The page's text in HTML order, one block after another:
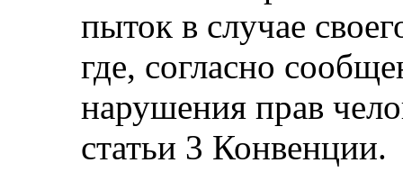
пыток в случае
где, согласно
нарушения прав
статьи 3 Конвенции.